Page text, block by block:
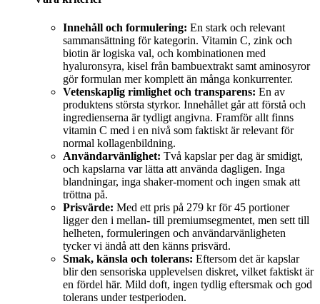
Innehåll och formulering: En stark och relevant
sammansättning för kategorin. Vitamin C, zink och
biotin är logiska val, och kombinationen med
hyaluronsyra, kisel från bambuextrakt samt aminosyror
gör formulan mer komplett än många konkurrenter.
Vetenskaplig rimlighet och transparens: En av
produktens största styrkor. Innehållet går att förstå och
ingredienserna är tydligt angivna. Framför allt finns
vitamin C med i en nivå som faktiskt är relevant för
normal kollagenbildning.
Användarvänlighet: Två kapslar per dag är smidigt,
och kapslarna var lätta att använda dagligen. Inga
blandningar, inga shaker-moment och ingen smak att
tröttna på.
Prisvärde: Med ett pris på 279 kr för 45 portioner
ligger den i mellan- till premiumsegmentet, men sett till
helheten, formuleringen och användarvänligheten
tycker vi ändå att den känns prisvärd.
Smak, känsla och tolerans: Eftersom det är kapslar
blir den sensoriska upplevelsen diskret, vilket faktiskt är
en fördel här. Mild doft, ingen tydlig eftersmak och god
tolerans under testperioden.